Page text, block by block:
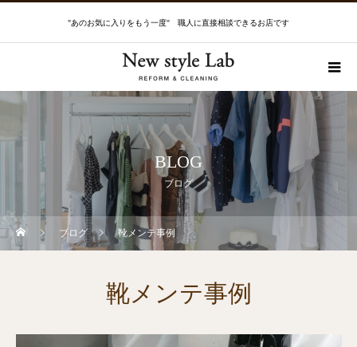
"あのお気に入りをもう一度" 職人に直接相談できるお店です
BLOG
ブログ
ブログ 靴メンテ事例
靴メンテ事例